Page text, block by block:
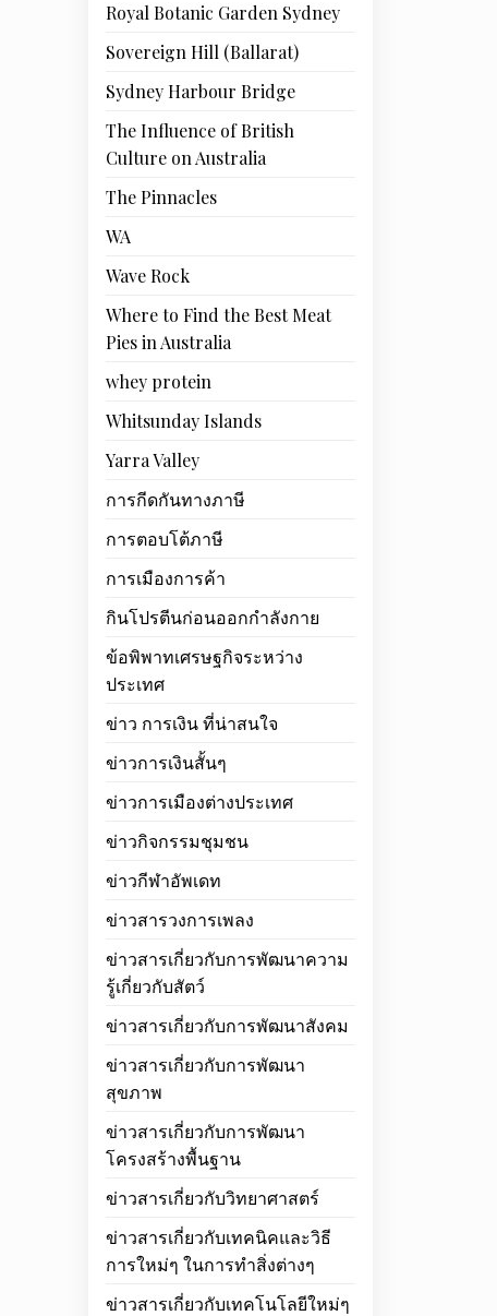
Royal Botanic Garden Sydney
Sovereign Hill (Ballarat)
Sydney Harbour Bridge
The Influence of British
Culture on Australia
The Pinnacles
WA
Wave Rock
Where to Find the Best Meat
Pies in Australia
whey protein
Whitsunday Islands
Yarra Valley
การกีดกันทางภาษี
การตอบโต้ภาษี
การเมืองการค้า
กินโปรตีนก่อนออกกำลังกาย
ข้อพิพาทเศรษฐกิจระหว่าง
ประเทศ
ข่าว การเงิน ที่น่าสนใจ
ข่าวการเงินสั้นๆ
ข่าวการเมืองต่างประเทศ
ข่าวกิจกรรมชุมชน
ข่าวกีฬาอัพเดท
ข่าวสารวงการเพลง
ข่าวสารเกี่ยวกับการพัฒนาความ
รู้เกี่ยวกับสัตว์
ข่าวสารเกี่ยวกับการพัฒนาสังคม
ข่าวสารเกี่ยวกับการพัฒนา
สุขภาพ
ข่าวสารเกี่ยวกับการพัฒนา
โครงสร้างพื้นฐาน
ข่าวสารเกี่ยวกับวิทยาศาสตร์
ข่าวสารเกี่ยวกับเทคนิคและวิธี
การใหม่ๆ ในการทำสิ่งต่างๆ
ข่าวสารเกี่ยวกับเทคโนโลยีใหม่ๆ